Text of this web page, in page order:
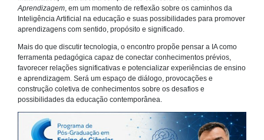
Aprendizagem, em um momento de reflexão sobre os caminhos da
Inteligência Artificial na educação e suas possibilidades para promover
aprendizagens com sentido, propósito e significado.
Mais do que discutir tecnologia, o encontro propõe pensar a IA como
ferramenta pedagógica capaz de conectar conhecimentos prévios,
favorecer relações significativas e potencializar experiências de ensino
e aprendizagem. Será um espaço de diálogo, provocações e
construção coletiva de conhecimentos sobre os desafios e
possibilidades da educação contemporânea.